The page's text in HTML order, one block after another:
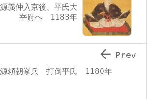
義仲入京後、平氏大
宰府へ 1183年
源頼朝挙兵 打倒平氏 1180年
 Prev